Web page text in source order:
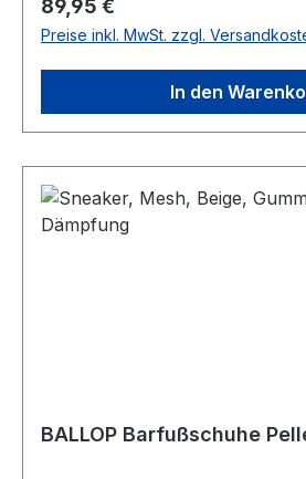
Regulärer Preis:
89,95 €
Preise inkl. MwSt. zzgl.
In den
BALLOP Barfußschuhe